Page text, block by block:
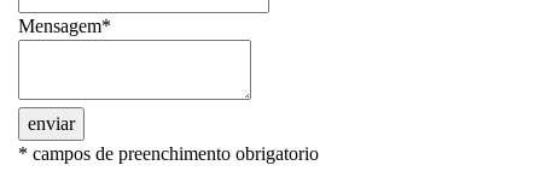
Mensagem*
enviar
* campos de preenchimento obrigatorio